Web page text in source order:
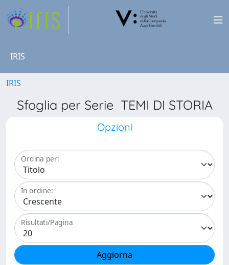
IRIS
IRIS
Sfoglia per Serie TEMI DI STORIA
Opzioni
Ordina per:
In ordine:
Risultati/Pagina